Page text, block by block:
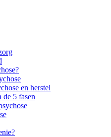
en herstel
de 5 fasen